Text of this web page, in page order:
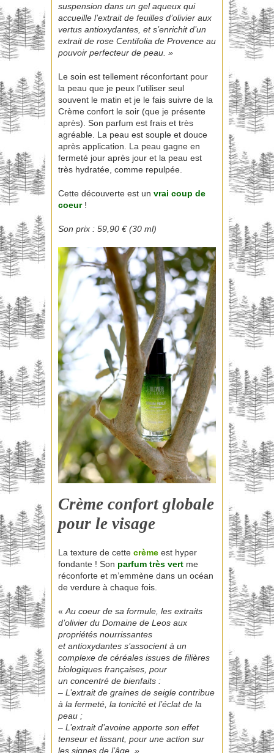
suspension dans un gel aqueux qui
accueille l’extrait de feuilles d’olivier aux
vertus antioxydantes, et s’enrichit d’un
extrait de rose Centifolia de Provence au
pouvoir perfecteur de peau. »
Le soin est tellement réconfortant pour
la peau que je peux l’utiliser seul
souvent le matin et je le fais suivre de la
Crème confort le soir (que je présente
après). Son parfum est frais et très
agréable. La peau est souple et douce
après application. La peau gagne en
fermeté jour après jour et la peau est
très hydratée, comme repulpée.
Cette découverte est un vrai coup de
coeur!
Son prix : 59,90 € (30 ml)
Crème confort globale
pour le visage
La texture de cette crème est hyper
fondante ! Son parfum très vert me
réconforte et m’emmène dans un océan
de verdure à chaque fois.
«Au coeur de sa formule, les extraits
d’olivier du Domaine de Leos aux
propriétés nourrissantes
et antioxydantes s’associent à un
complexe de céréales issues de filières
biologiques françaises, pour
un concentré de bienfaits :
– L’extrait de graines de seigle contribue
à la fermeté, la tonicité et l’éclat de la
peau ;
– L’extrait d’avoine apporte son effet
tenseur et lissant, pour une action sur
les signes de l’âge. »